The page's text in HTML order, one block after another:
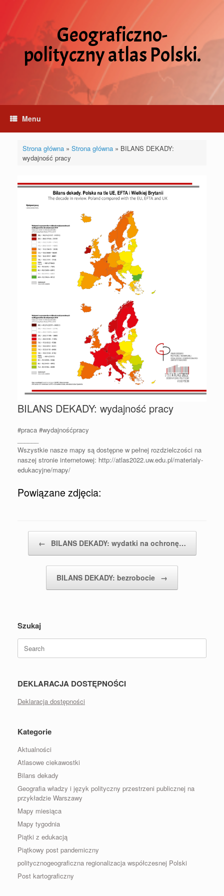
content
Geograficzno-
polityczny atlas Polski.
Menu
Strona główna» Strona główna» BILANS DEKADY:
wydajność pracy
BILANS DEKADY: wydajność pracy
#praca #wydajnośćpracy
Wszystkie nasze mapy są dostępne w pełnej rozdzielczości na
naszej stronie internetowej: http://atlas2022.uw.edu.pl/materialy-
edukacyjne/mapy/
Powiązane zdjęcia:
← BILANS DEKADY: wydatki na ochronę…
BILANS DEKADY: bezrobocie →
Szukaj
Search
for:
DEKLARACJA DOSTĘPNOŚCI
Deklaracja dostępności
Kategorie
Aktualności
Atlasowe ciekawostki
Bilans dekady
Geografia władzy i język polityczny przestrzeni publicznej na
przykładzie Warszawy
Mapy miesiąca
Mapy tygodnia
Piątki z edukacją
Piątkowy post pandemiczny
politycznogeograficzna regionalizacja współczesnej Polski
Post kartograficzny